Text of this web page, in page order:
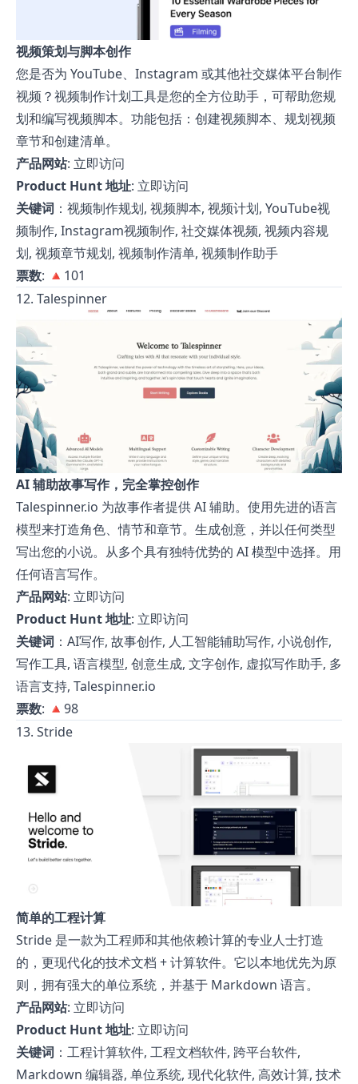
视频策划与脚本创作
您是否为 YouTube、Instagram 或其他社交媒体平台制作
视频？视频制作计划工具是您的全方位助手，可帮助您规
划和编写视频脚本。功能包括：创建视频脚本、规划视频
章节和创建清单。
产品网站: 立即访问
Product Hunt 地址: 立即访问
关键词 ：视频制作规划, 视频脚本, 视频计划, YouTube视
频制作, Instagram视频制作, 社交媒体视频, 视频内容规
划, 视频章节规划, 视频制作清单, 视频制作助手
票数: 🔺101
12. Talespinner
AI 辅助故事写作，完全掌控创作
Talespinner.io 为故事作者提供 AI 辅助。使用先进的语言
模型来打造角色、情节和章节。生成创意，并以任何类型
写出您的小说。从多个具有独特优势的 AI 模型中选择。用
任何语言写作。
产品网站: 立即访问
Product Hunt 地址: 立即访问
关键词 ：AI写作, 故事创作, 人工智能辅助写作, 小说创作,
写作工具, 语言模型, 创意生成, 文字创作, 虚拟写作助手, 多
语言支持, Talespinner.io
票数: 🔺98
13. Stride
简单的工程计算
Stride 是一款为工程师和其他依赖计算的专业人士打造
的，更现代化的技术文档 + 计算软件。它以本地优先为原
则，拥有强大的单位系统，并基于 Markdown 语言。
产品网站: 立即访问
Product Hunt 地址: 立即访问
关键词 ：工程计算软件, 工程文档软件, 跨平台软件,
Markdown 编辑器, 单位系统, 现代化软件, 高效计算, 技术